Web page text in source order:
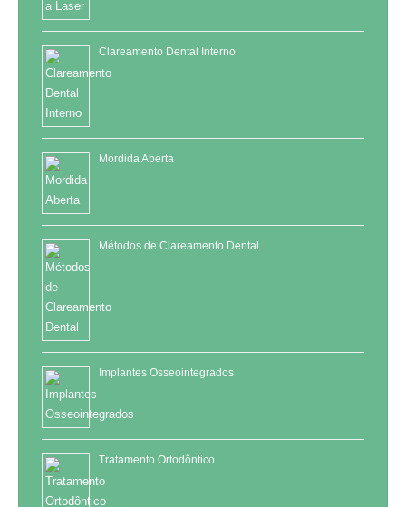
Clareamento Dental Interno
Mordida Aberta
Métodos de Clareamento Dental
Implantes Osseointegrados
Tratamento Ortodôntico